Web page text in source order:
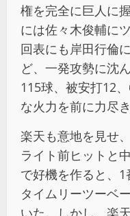
権を完全に巨人に
には佐々木俊輔に
回表にも岸田行倫
ど、一発攻勢に沈
115球、被安打12
な火力を前に力尽き
楽天も意地を見せ
ライト前ヒットと
で好機を作ると、
タイムリーツーベ
いた。しかし、楽